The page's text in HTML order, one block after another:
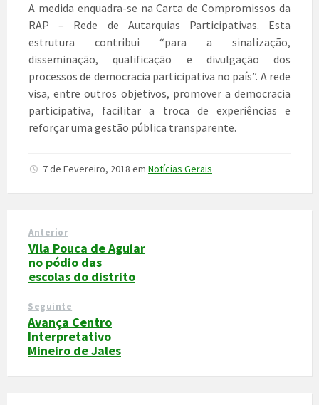
A medida enquadra-se na Carta de Compromissos da
RAP – Rede de Autarquias Participativas. Esta
estrutura contribui “para a sinalização,
disseminação, qualificação e divulgação dos
processos de democracia participativa no país”. A rede
visa, entre outros objetivos, promover a democracia
participativa, facilitar a troca de experiências e
reforçar uma gestão pública transparente.
7 de Fevereiro, 2018 em Notícias Gerais
Anterior
Vila Pouca de Aguiar
no pódio das
escolas do distrito
Seguinte
Avança Centro
Interpretativo
Mineiro de Jales